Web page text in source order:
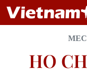
HO